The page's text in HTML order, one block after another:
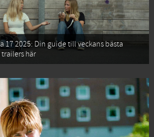
17 2025: Din guide till veckans bästa
trailers här